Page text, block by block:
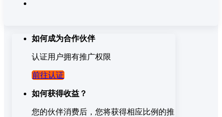
如何成为合作伙伴
认证用户拥有推广权限
前往认证
如何获得收益？
您的伙伴消费后，您将获得相应比例的推